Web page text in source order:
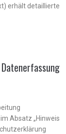
erhält detaillierte
Absatz „Hinweis